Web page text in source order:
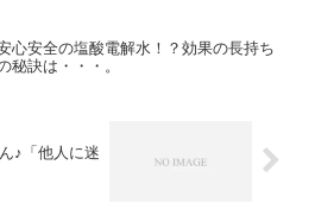
心安全の塩酸電解水！？効果の長持ち
秘訣は・・・。
♪「他人に迷